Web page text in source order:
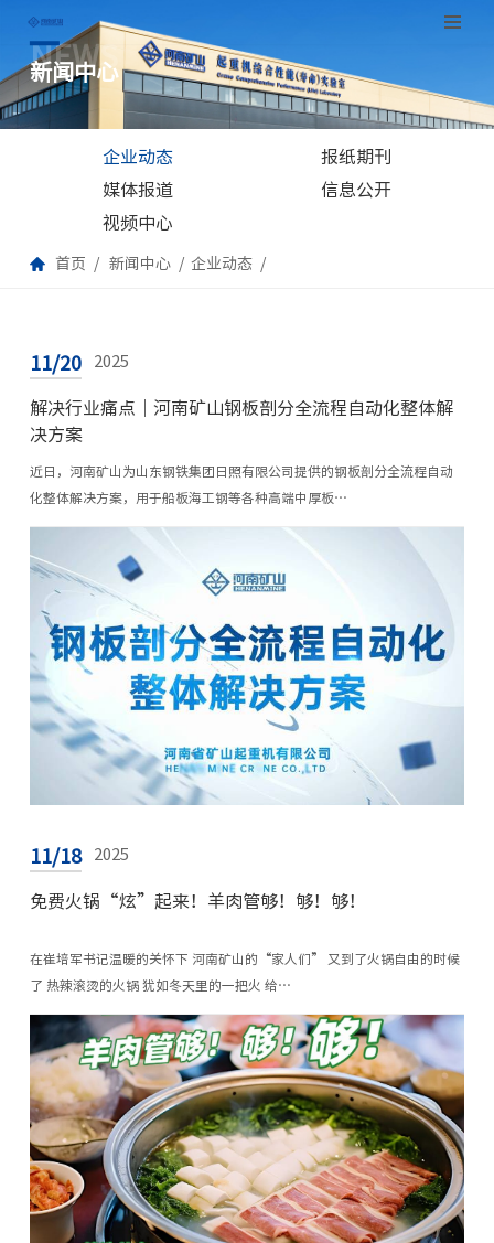
跳
至
正
NEWS
新闻中心
企业动态
报纸期刊
媒体报道
信息公开
视频中心
首页 新闻中心 企业动态
11/20 2025
解决行业痛点｜河南矿山钢板剖分全流程自动化整体解
决方案
近日，河南矿山为山东钢铁集团日照有限公司提供的钢板剖分全流程自动
化整体解决方案，用于船板海工钢等各种高端中厚板…
11/18 2025
免费火锅“炫”起来！羊肉管够！够！够！
在崔培军书记温暖的关怀下 河南矿山的“家人们” 又到了火锅自由的时候
了 热辣滚烫的火锅 犹如冬天里的一把火 给…